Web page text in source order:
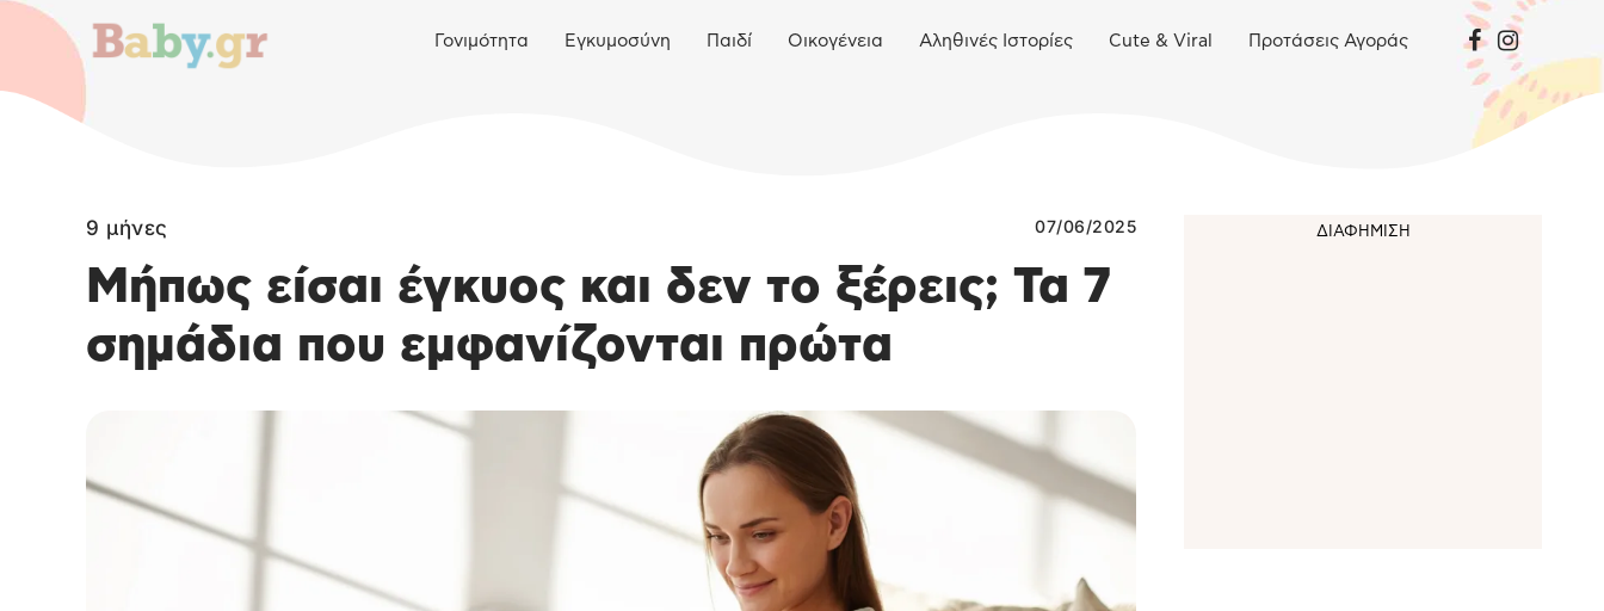
Γονιμότητα Εγκυμοσύνη Παιδί Οικογένεια Αληθινές Ιστορίες Cute & Viral Προτάσεις Αγοράς
9 μήνες 07/06/2025
Μήπως είσαι έγκυος και δεν το ξέρεις; Τα 7
σημάδια που εμφανίζονται πρώτα